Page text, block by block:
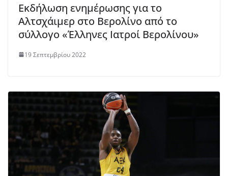
Εκδήλωση ενημέρωσης για το
Αλτσχάιμερ στο Βερολίνο από το
σύλλογο «Έλληνες Ιατροί Βερολίνου»
19 Σεπτεμβρίου 2022